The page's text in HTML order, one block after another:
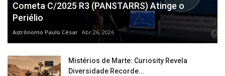
Cometa C/2025 R3 (PANSTARRS) Atinge o
Periélio
Astrônomo Paulo César Abr 26, 2026
Mistérios de Marte: Curiosity Revela
Diversidade Recorde...